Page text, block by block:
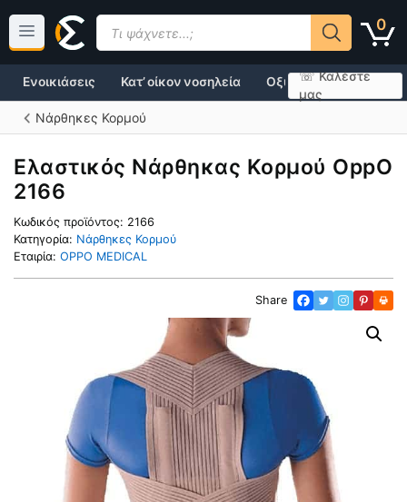
περιεχόμενο
0
Products
search
☏ Καλέστε
μας
Κατ’ οίκον νοσηλεία Οξυγονοθεραπεία
Ενοικιάσεις
Νάρθηκες Κορμού
Ελαστικός Νάρθηκας Κορμού OppO
2166
Κωδικός προϊόντος: 2166
Κατηγορία: Νάρθηκες Κορμού
Εταιρία: OPPO MEDICAL
Share